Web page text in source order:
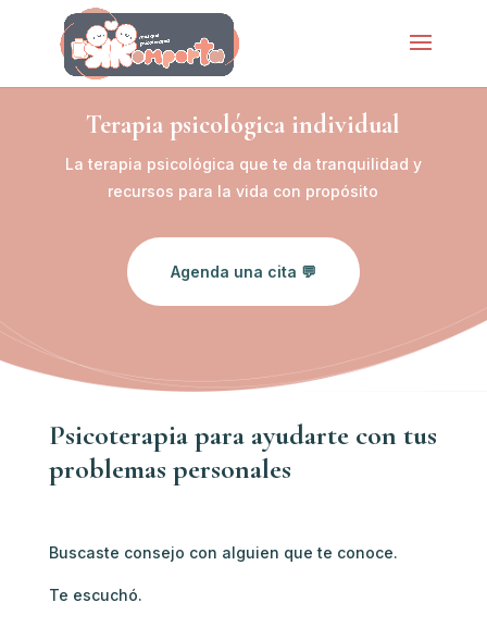
Terapia psicológica individual
La terapia psicológica que te da tranquilidad y
recursos para la vida con propósito
Agenda una cita 💬
Psicoterapia para ayudarte con tus
problemas personales
Buscaste consejo con alguien que te conoce.
Te escuchó.